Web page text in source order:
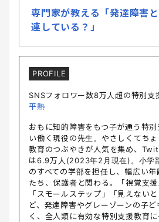
専門家が教える「発達障害
連している？」
PROFILE
SNSフォロワー数8万人超の特別支
平熱
おもに知的障害をもつ子が通う特
い働く現役の先生。やさしくてち
教育のつぶやきが人気を集め、
は6.9万人(2023年2月現在)。小学
のすべての学部を担任し、幅広い年
たち、保護者と関わる。「視覚支援
「スモールステップ」「見えない
ど、発達障害やグレーゾーンの子
く、全人類に有効な特別支援教育